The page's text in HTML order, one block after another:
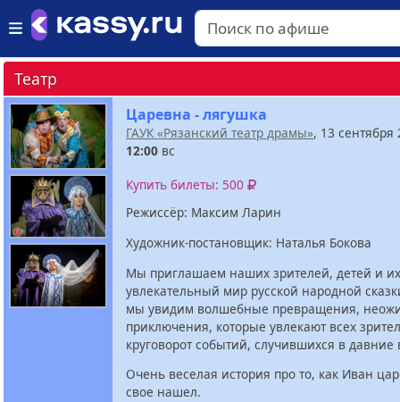
Театр
Царевна - лягушка
ГАУК «Рязанский театр драмы», 13 сентября
12:00 вс
Купить билеты: 500
Режисcёр: Максим Ларин
Художник-постановщик: Наталья Бокова
Мы приглашаем наших зрителей, детей и
увлекательный мир русской народной
мы увидим волшебные превращения,
приключения, которые увлекают всех
круговорот событий, случившихся в
Очень веселая история про то, как Иван
свое нашел.